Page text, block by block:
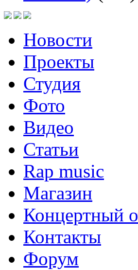
Новости
Проекты
Студия
Фото
Видео
Статьи
Rap music
Магазин
Концертный
Контакты
Форум